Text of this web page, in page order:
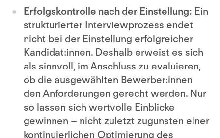
Erfolgskontrolle nach der Einstellung: Ein
strukturierter Interviewprozess endet
nicht bei der Einstellung erfolgreicher
Kandidat:innen. Deshalb erweist es sich
als sinnvoll, im Anschluss zu evaluieren,
ob die ausgewählten Bewerber:innen
den Anforderungen gerecht werden. Nur
so lassen sich wertvolle Einblicke
gewinnen – nicht zuletzt zugunsten einer
kontinuierlichen Optimierung des